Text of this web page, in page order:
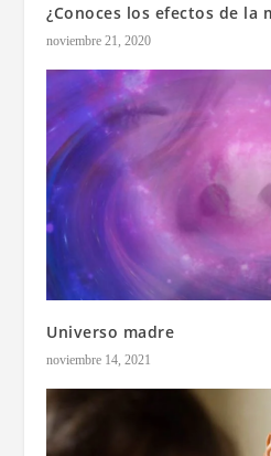
¿Conoces los efectos de la
noviembre 21, 2020
Universo madre
noviembre 14, 2021